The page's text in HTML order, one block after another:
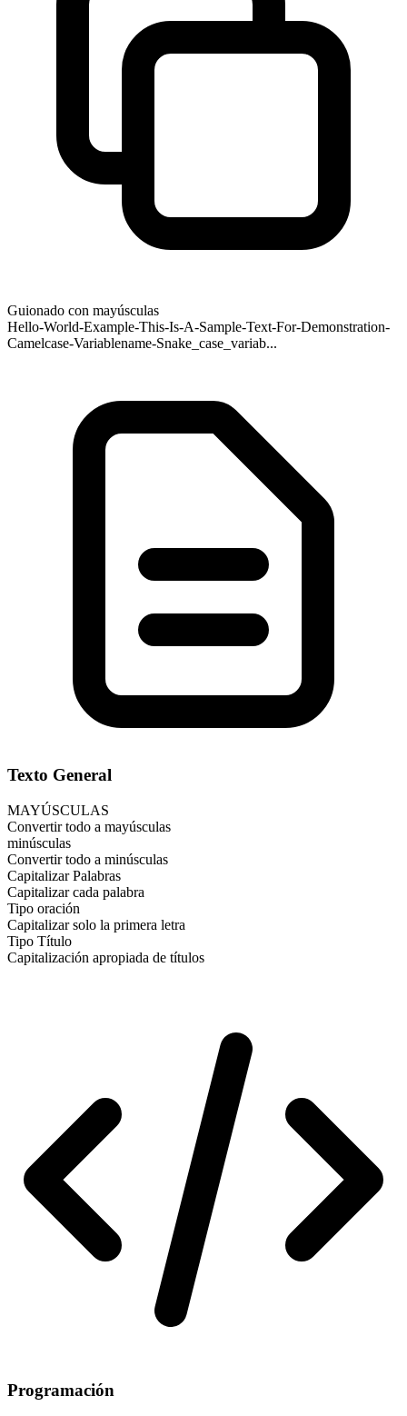
Guionado con mayúsculas
Hello-World-Example-This-Is-A-Sample-Text-For-Demonstration-
Camelcase-Variablename-Snake_case_variab...
Texto General
MAYÚSCULAS
Convertir todo a mayúsculas
minúsculas
Convertir todo a minúsculas
Capitalizar Palabras
Capitalizar cada palabra
Tipo oración
Capitalizar solo la primera letra
Tipo Título
Capitalización apropiada de títulos
Programación